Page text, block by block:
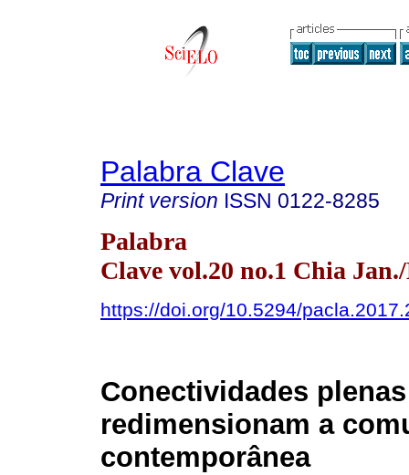
Palabra Clave
Print version ISSN 0122-8285
Palabra
Clave vol.20 no.1 Chia
https://doi.org/10.5294/
Conectividades plenas
redimensionam a
contemporânea